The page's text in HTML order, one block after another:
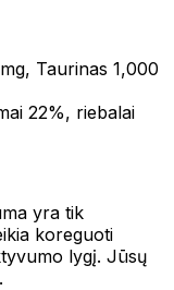
Taurinas 1,000
22%, riebalai
yra tik
koreguoti
lygį. Jūsų